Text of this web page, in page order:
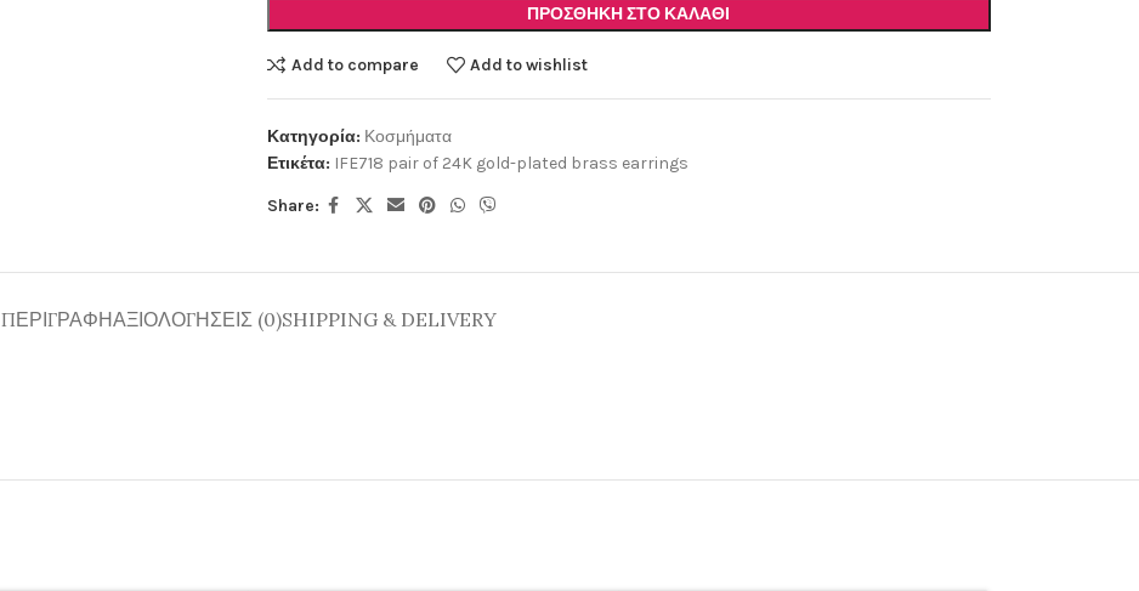
ΠΡΟΣΘΉΚΗ ΣΤΟ ΚΑΛΆΘΙ
Add to compare Add to wishlist
Κατηγορία: Κοσμήματα
Ετικέτα: IFE718 pair of 24K gold-plated brass earrings
Share:
ΠΕΡΙΓΡΑΦΉΑΞΙΟΛΟΓΉΣΕΙΣ (0)SHIPPING & DELIVERY